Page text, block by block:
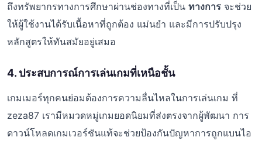
ถึงทรัพยากรทางการศึกษาผ่านช่องทางที่เป็น ทางการ จะช่วย
ให้ผู้ใช้งานได้รับเนื้อหาที่ถูกต้อง แม่นยำ และมีการปรับปรุง
หลักสูตรให้ทันสมัยอยู่เสมอ
4. ประสบการณ์การเล่นเกมที่เหนือชั้น
เกมเมอร์ทุกคนย่อมต้องการความลื่นไหลในการเล่นเกม ที่
zeza87 เรามีหมวดหมู่เกมยอดนิยมที่ส่งตรงจากผู้พัฒนา การ
ดาวน์โหลดเกมเวอร์ชันแท้จะช่วยป้องกันปัญหาการถูกแบนไอ